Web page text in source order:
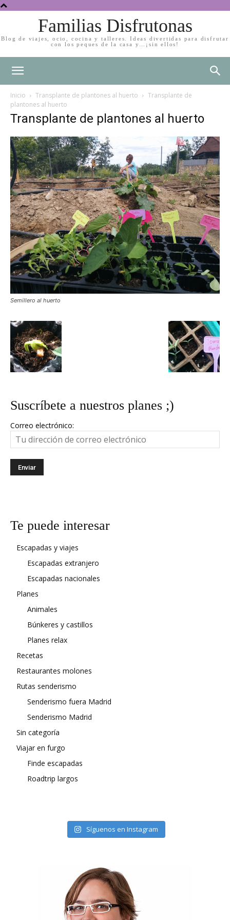
Familias Disfrutonas
Blog de viajes, ocio, cocina y talleres. Ideas divertidas para disfrutar
con los peques de la casa y…¡sin ellos!
Inicio Transplante de plantones al huerto
Transplante de
plantones al huerto
Transplante de plantones al huerto
Semillero al huerto
Suscríbete a nuestros planes ;)
Correo electrónico:
Te puede interesar
Escapadas y viajes
Escapadas extranjero
Escapadas nacionales
Planes
Animales
Búnkeres y castillos
Planes relax
Recetas
Restaurantes molones
Rutas senderismo
Senderismo fuera Madrid
Senderismo Madrid
Sin categoría
Viajar en furgo
Finde escapadas
Roadtrip largos
Síguenos en Instagram